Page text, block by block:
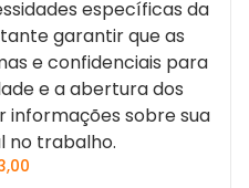
específicas da
garantir que as
e confidenciais para
e a abertura dos
informações sobre sua
no trabalho.